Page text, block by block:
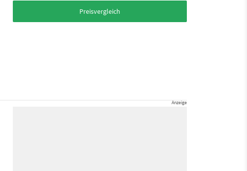
Preisvergleich